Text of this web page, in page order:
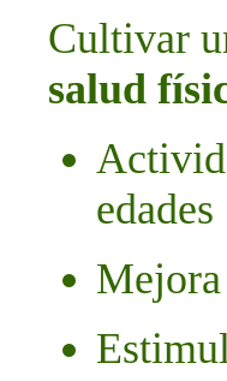
Cultivar
salud
edades